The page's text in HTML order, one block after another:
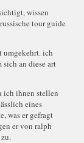
wissen
tour guide
umgekehrt. ich
sich an diese art
ich ihnen stellen
eines
was er gefragt
er von ralph